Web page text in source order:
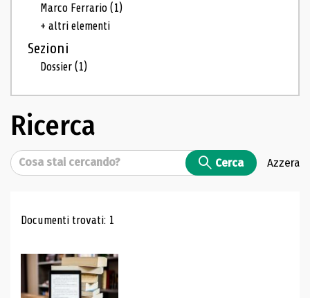
Marco Ferrario(1)
+ altri elementi
Sezioni
Dossier(1)
Ricerca
Cerca Cerca Azzera
Risultati di ricerca
Documenti trovati: 1